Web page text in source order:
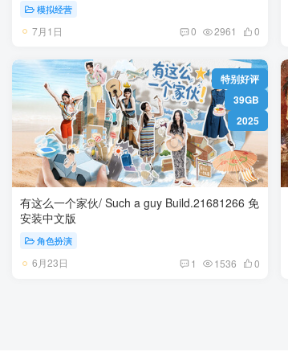
模拟经营
7月1日 0 2961 0
特别好评
39GB
2025
有这么一个家伙/ Such a guy Build.21681266 免
安装中文版
角色扮演
6月23日 1 1536 0